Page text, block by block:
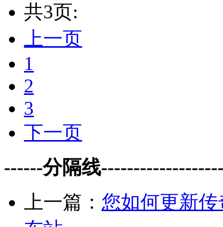
共3页:
上一页
1
2
3
下一页
------分隔线
上一篇： 您如何更新